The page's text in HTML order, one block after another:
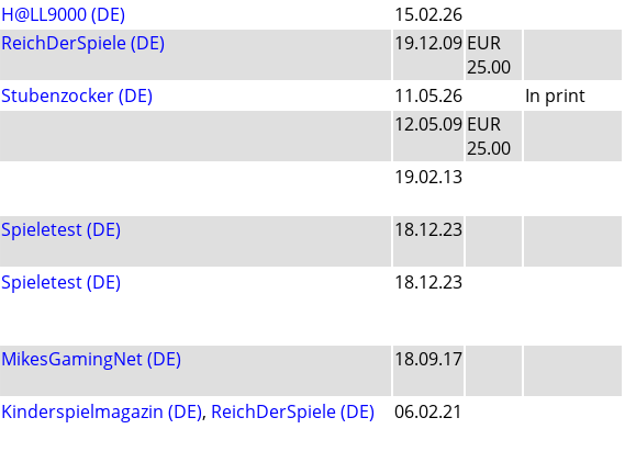
H@LL9000 (DE)
15.02.26
ReichDerSpiele (DE) 19.12.09 EUR
25.00
Stubenzocker (DE) 11.05.26
In print
12.05.09 EUR
25.00
19.02.13
Spieletest (DE) 18.12.23
Spieletest (DE) 18.12.23
MikesGamingNet (DE) 18.09.17
Kinderspielmagazin (DE), ReichDerSpiele (DE) 06.02.21